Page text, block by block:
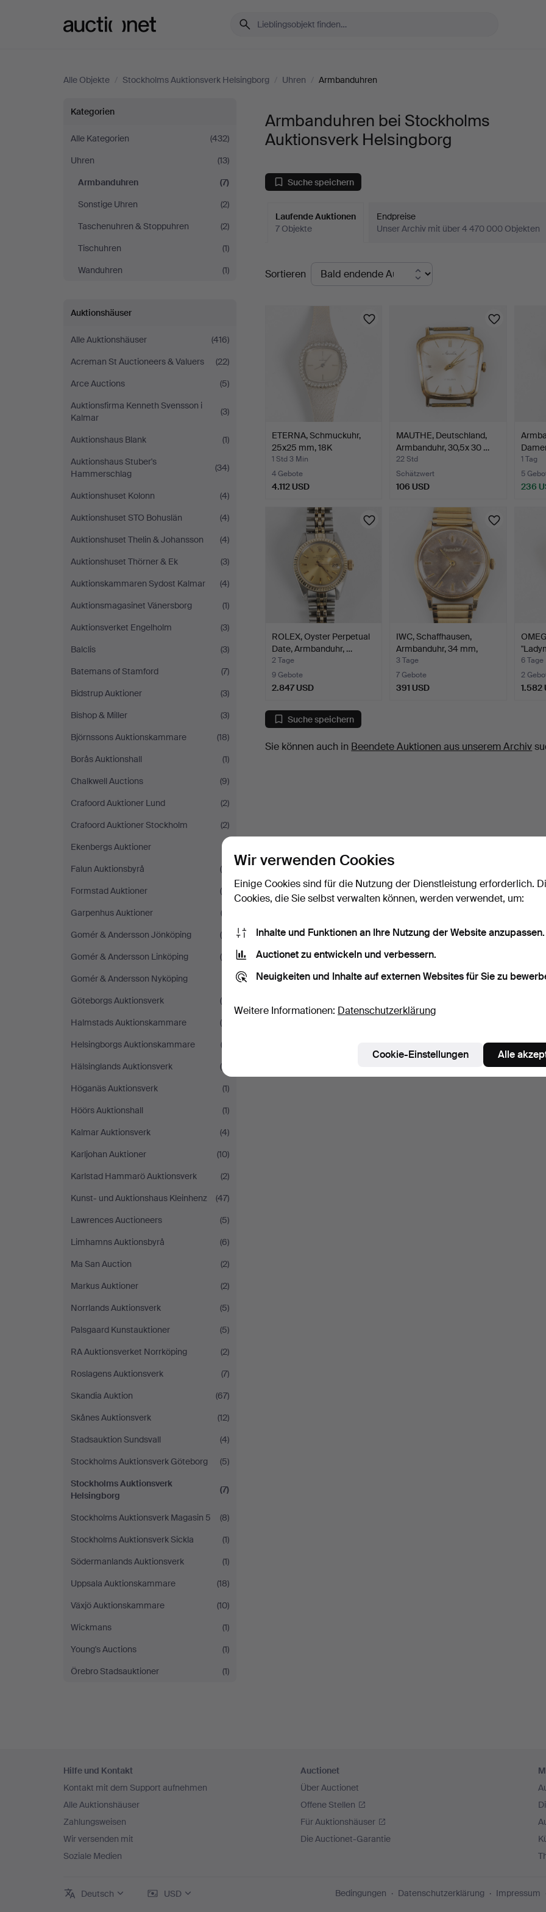
Alle Objekte / Stockholms Auktionsverk Helsingborg / Uhren / Armbanduhren
Armbanduhren
bei
Stockholms
Auktionsverk
Helsingborg
Kategorien
Alle Kategorien
(432)
Uhren
(13)
Armbanduhren
(7)
Sonstige Uhren
(2)
Taschenuhren & Stoppuhren
(2)
Tischuhren
(1)
Wanduhren
(1)
Auktionshäuser
Alle Auktionshäuser
(416)
Acreman St Auctioneers & Valuers
(22)
Arce Auctions
(5)
Auktionsfirma Kenneth Svensson i
Kalmar
(3)
Auktionshaus Blank
(1)
Auktionshaus Stuber's
Hammerschlag
(34)
Auktionshuset Kolonn
(4)
Auktionshuset STO Bohuslän
(4)
Auktionshuset Thelin & Johansson
(4)
Auktionshuset Thörner & Ek
(3)
Auktionskammaren Sydost Kalmar
(4)
Auktionsmagasinet Vänersborg
(1)
Auktionsverket Engelholm
(3)
Balclis
(3)
Batemans of Stamford
(7)
Bidstrup Auktioner
(3)
Bishop & Miller
(3)
Björnssons Auktionskammare
(18)
Borås Auktionshall
(1)
Chalkwell Auctions
(9)
Crafoord Auktioner Lund
(2)
Crafoord Auktioner Stockholm
(2)
Ekenbergs Auktioner
Falun Auktionsbyrå
(4)
Formstad Auktioner
(4)
Garpenhus Auktioner
(3)
Gomér & Andersson Jönköping
(6)
Gomér & Andersson Linköping
(4)
Gomér & Andersson Nyköping
Göteborgs Auktionsverk
(9)
Halmstads Auktionskammare
(4)
Helsingborgs Auktionskammare
(3)
Hälsinglands Auktionsverk
(6)
Höganäs Auktionsverk
(1)
Höörs Auktionshall
(1)
Kalmar Auktionsverk
(4)
Karljohan Auktioner
(10)
Karlstad Hammarö Auktionsverk
(2)
Kunst- und Auktionshaus Kleinhenz
(47)
Lawrences Auctioneers
(5)
Limhamns Auktionsbyrå
(6)
Ma San Auction
(2)
Markus Auktioner
(2)
Norrlands Auktionsverk
(5)
Palsgaard Kunstauktioner
(5)
RA Auktionsverket Norrköping
(2)
Roslagens Auktionsverk
(7)
Skandia Auktion
(67)
Skånes Auktionsverk
(12)
Stadsauktion Sundsvall
(4)
Stockholms Auktionsverk Göteborg
(5)
Stockholms Auktionsverk
Helsingborg
(7)
Stockholms Auktionsverk Magasin 5
(8)
Stockholms Auktionsverk Sickla
(1)
Södermanlands Auktionsverk
(1)
Uppsala Auktionskammare
(18)
Växjö Auktionskammare
(10)
Wickmans
(1)
Young's Auctions
(1)
Örebro Stadsauktioner
(1)
Armbanduhren bei Stockholms
Auktionsverk Helsingborg
Suche speichern
Laufende Auktionen
7 Objekte
Endpreise
Unser Archiv mit über 4 470 000 Objekten
Laufende
Auktionen
Sortieren
ETERNA, Schmuckuhr,
25x25 mm, 18K
Weißgold…
1 Std 3 Min
4 Gebote
4.112 USD
MAUTHE, Deutschland,
Armbanduhr, 30,5x 30 …
22 Std
Schätzwert
106 USD
1 Tag
5
236
ROLEX, Oyster Perpetual
Date, Armbanduhr, …
2 Tage
9 Gebote
2.847 USD
IWC, Schaffhausen,
Armbanduhr, 34 mm,
Gold…
3 Tage
7 Gebote
391 USD
6 Tage
2
1.582
Suche speichern
Sie können auch in Beendete Auktionen aus unserem Archiv
Navigation
Hilfe und Kontakt
Kontakt mit dem Support aufnehmen
Alle Auktionshäuser
Zahlungsweisen
Wir versenden mit
Soziale Medien
Auctionet
Über Auctionet
Offene Stellen
Für Auktionshäuser
Die Auctionet-Garantie
Deutsch USD Bedingungen Datenschutzerklärung Impressum
Wir verwenden Cookies
Einige Cookies sind für die Nutzung der Dienstleistung erforderlich.
Cookies, die Sie selbst verwalten können, werden verwendet, um:
Inhalte und Funktionen an Ihre Nutzung der Website anzupassen.
Auctionet zu entwickeln und verbessern.
Neuigkeiten und Inhalte auf externen Websites für Sie zu
Weitere Informationen: Datenschutzerklärung
Cookie-Einstellungen Alle